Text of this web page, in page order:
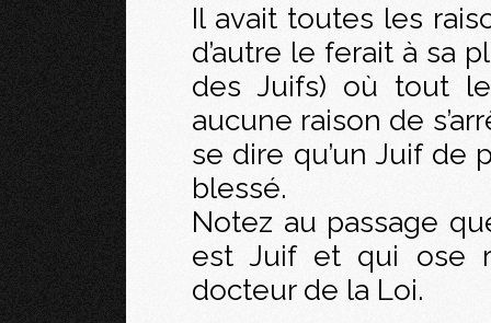
Il avait toutes les
d’autre le ferait à sa
des Juifs) où tout
aucune raison de
se dire qu’un Juif de
blessé.
Notez au passage
est Juif et qui ose
docteur de la Loi.